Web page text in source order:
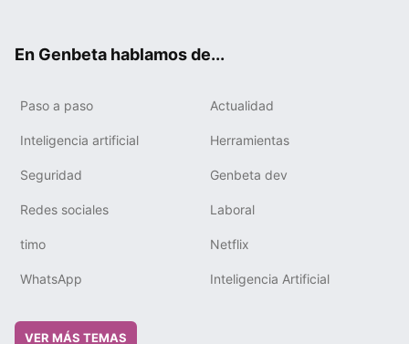
En Genbeta hablamos de...
Paso a paso Actualidad
Inteligencia artificial Herramientas
Seguridad Genbeta dev
Redes sociales Laboral
timo Netflix
WhatsApp Inteligencia Artificial
VER MÁS TEMAS